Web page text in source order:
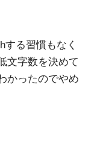
する習慣もなく
文字数を決めて
かったのでやめ